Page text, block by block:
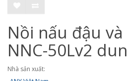
Nồi nấu đậu
NNC-50Lv2
Nhà sản xuất: